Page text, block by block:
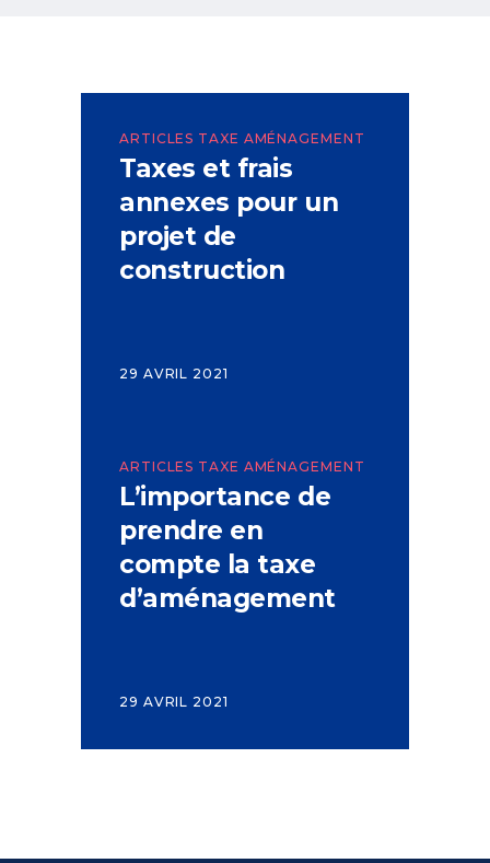
ARTICLES TAXE AMÉNAGEMENT
Taxes et frais
annexes pour un
projet de
construction
29 AVRIL 2021
ARTICLES TAXE AMÉNAGEMENT
L’importance de
prendre en
compte la taxe
d’aménagement
29 AVRIL 2021